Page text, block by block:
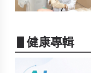
▋健康專輯